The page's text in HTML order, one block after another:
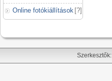
Online fotókiállítások [?]
Szerkesztők: